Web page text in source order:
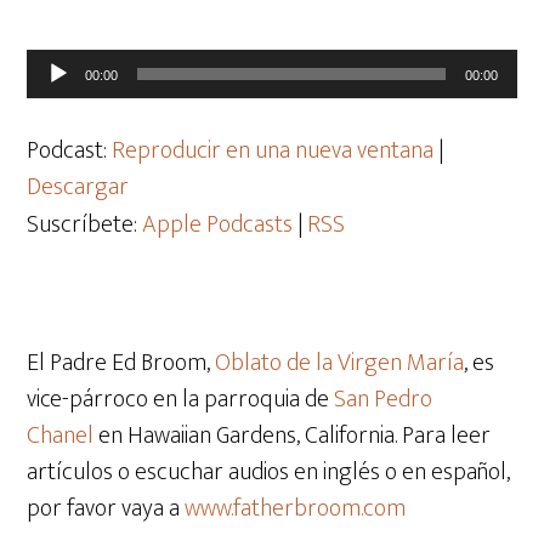
Reproductor
de
audio
00:00 00:00
Podcast:Reproducir en una nueva ventana|
Descargar
Suscríbete:Apple Podcasts|RSS
El Padre Ed Broom,Oblato de la Virgen María, es
vice-párroco en la parroquia deSan Pedro
Chanel en Hawaiian Gardens, California. Para leer
artículos o escuchar audios en inglés o en español,
por favor vaya awww.fatherbroom.com